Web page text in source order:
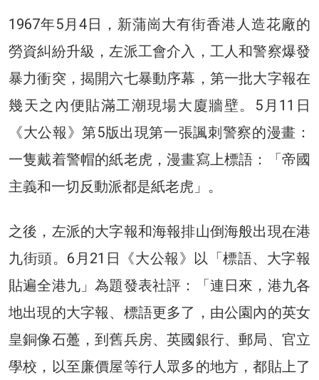
1967年5月4日，新蒲崗大有街香港人造花廠的
勞資糾紛升級，左派工會介入，工人和警察爆發
暴力衝突，揭開六七暴動序幕，第一批大字報在
幾天之內便貼滿工潮現場大廈牆壁。5月11日
《大公報》第5版出現第一張諷刺警察的漫畫：
一隻戴着警帽的紙老虎，漫畫寫上標語：「帝國
主義和一切反動派都是紙老虎」。
之後，左派的大字報和海報排山倒海般出現在港
九街頭。6月21日《大公報》以「標語、大字報
貼遍全港九」為題發表社評：「連日來，港九各
地出現的大字報、標語更多了，由公園內的英女
皇銅像石躉，到舊兵房、英國銀行、郵局、官立
學校，以至廉價屋等行人眾多的地方，都貼上了